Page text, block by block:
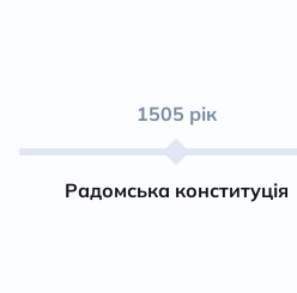
1505 рік
Радомська конституція